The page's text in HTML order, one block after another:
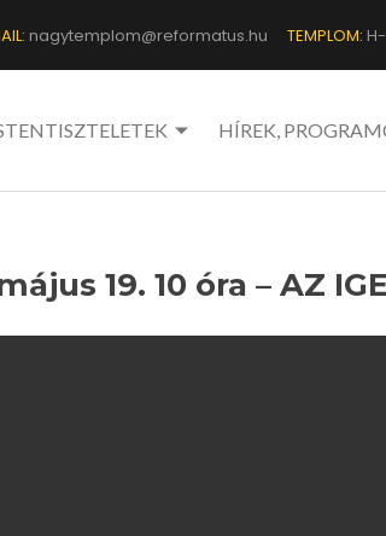
nagytemplom@reformatus.hu TEMPLOM:
HÍREK,
19. 10 óra – AZ